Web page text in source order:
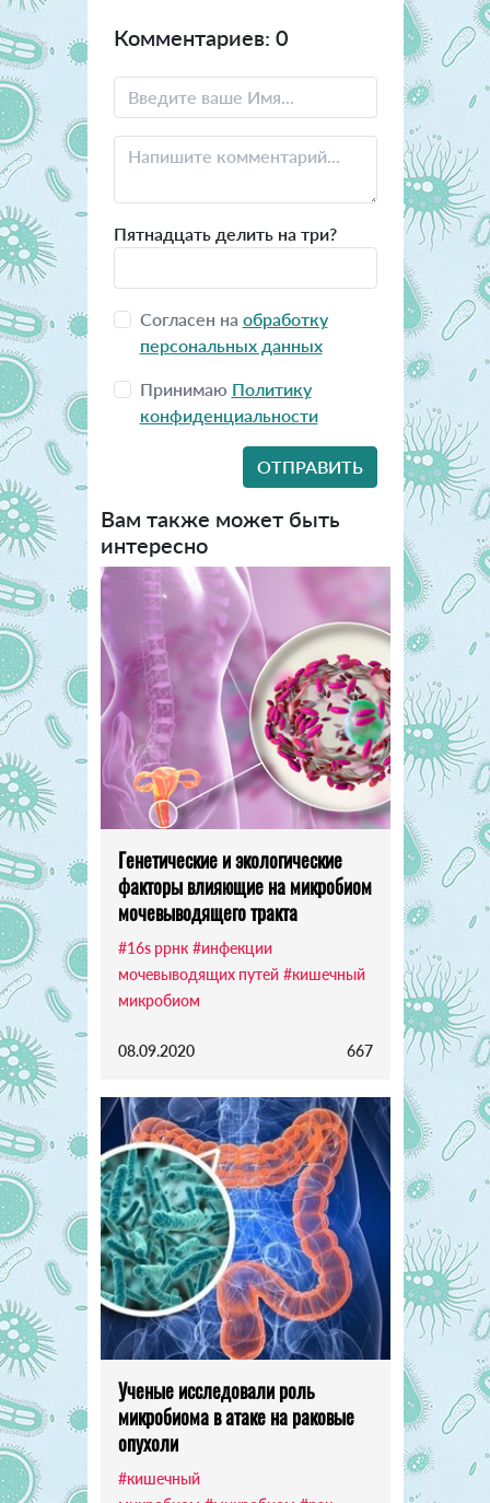
Комментариев: 0
Пятнадцать делить на три?
Согласен на обработку
персональных данных
Принимаю Политику
конфиденциальности
Вам также может быть
интересно
Генетические и экологические
факторы влияющие на микробиом
мочевыводящего тракта
#16s ррнк #инфекции
мочевыводящих путей #кишечный
микробиом
08.09.2020 667
Ученые исследовали роль
микробиома в атаке на раковые
опухоли
#кишечный